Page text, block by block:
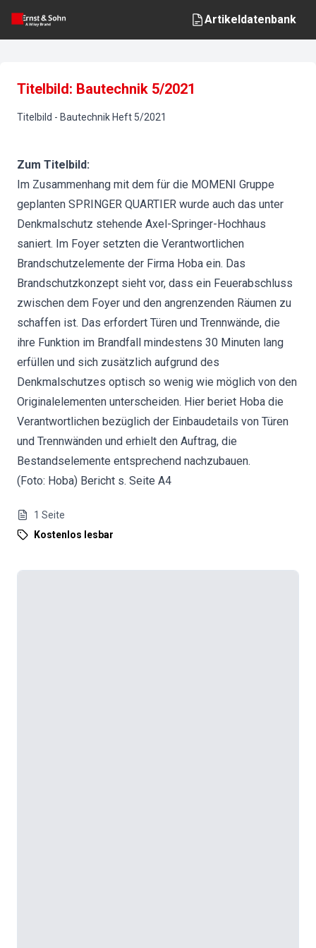
Artikeldatenbank
Titelbild: Bautechnik 5/2021
Titelbild - Bautechnik Heft 5/2021
Zum Titelbild:
Im Zusammenhang mit dem für die MOMENI Gruppe
geplanten SPRINGER QUARTIER wurde auch das unter
Denkmalschutz stehende Axel-Springer-Hochhaus
saniert. Im Foyer setzten die Verantwortlichen
Brandschutzelemente der Firma Hoba ein. Das
Brandschutzkonzept sieht vor, dass ein Feuerabschluss
zwischen dem Foyer und den angrenzenden Räumen zu
schaffen ist. Das erfordert Türen und Trennwände, die
ihre Funktion im Brandfall mindestens 30 Minuten lang
erfüllen und sich zusätzlich aufgrund des
Denkmalschutzes optisch so wenig wie möglich von den
Originalelementen unterscheiden. Hier beriet Hoba die
Verantwortlichen bezüglich der Einbaudetails von Türen
und Trennwänden und erhielt den Auftrag, die
Bestandselemente entsprechend nachzubauen.
(Foto: Hoba) Bericht s. Seite A4
1 Seite
Kostenlos lesbar